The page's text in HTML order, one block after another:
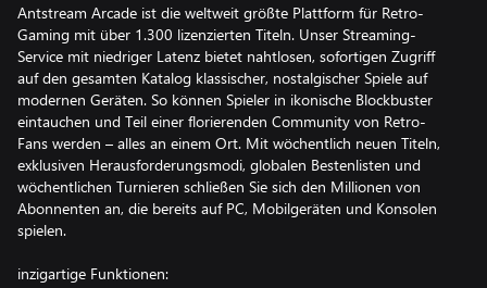
Antstream Arcade ist die weltweit größte Plattform für Retro-
Gaming mit über 1.300 lizenzierten Titeln. Unser Streaming-
Service mit niedriger Latenz bietet nahtlosen, sofortigen Zugriff
auf den gesamten Katalog klassischer, nostalgischer Spiele auf
modernen Geräten. So können Spieler in ikonische Blockbuster
eintauchen und Teil einer florierenden Community von Retro-
Fans werden – alles an einem Ort. Mit wöchentlich neuen Titeln,
exklusiven Herausforderungsmodi, globalen Bestenlisten und
wöchentlichen Turnieren schließen Sie sich den Millionen von
Abonnenten an, die bereits auf PC, Mobilgeräten und Konsolen
spielen.
inzigartige Funktionen: